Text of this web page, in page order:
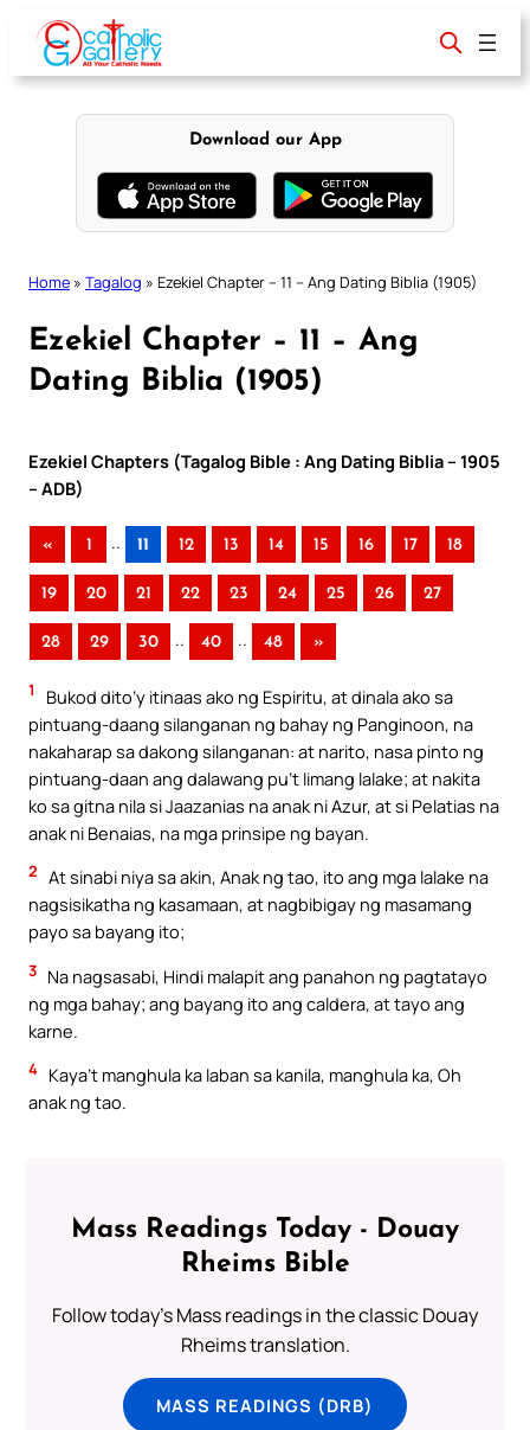
content
Download our App
Home » Tagalog » Ezekiel Chapter – 11 – Ang Dating Biblia (1905)
Ezekiel Chapter – 11 – Ang
Dating Biblia (1905)
Ezekiel Chapters (Tagalog Bible : Ang Dating Biblia – 1905
– ADB)
« 1 .. 11 12 13 14 15 16 17 18
19 20 21 22 23 24 25 26 27
28 29 30 .. 40 .. 48 »
1
Bukod dito’y itinaas ako ng Espiritu, at dinala ako sa
pintuang-daang silanganan ng bahay ng Panginoon, na
nakaharap sa dakong silanganan: at narito, nasa pinto ng
pintuang-daan ang dalawang pu’t limang lalake; at nakita
ko sa gitna nila si Jaazanias na anak ni Azur, at si Pelatias na
anak ni Benaias, na mga prinsipe ng bayan.
2 At sinabi niya sa akin, Anak ng tao, ito ang mga lalake na
nagsisikatha ng kasamaan, at nagbibigay ng masamang
payo sa bayang ito;
3 Na nagsasabi, Hindi malapit ang panahon ng pagtatayo
ng mga bahay; ang bayang ito ang caldera, at tayo ang
karne.
4 Kaya’t manghula ka laban sa kanila, manghula ka, Oh
anak ng tao.
Mass Readings Today - Douay
Rheims Bible
Follow today's Mass readings in the classic Douay
Rheims translation.
MASS READINGS (DRB)